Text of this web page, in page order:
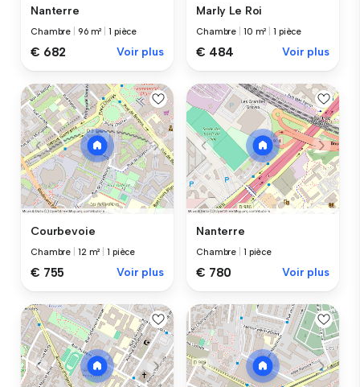
Nanterre
Chambre 96 m² |1 pièce
€ 682 Voir plus
Marly Le Roi
Chambre 10 m² |1 pièce
€ 484 Voir plus
Courbevoie
Chambre 12 m² |1 pièce
€ 755 Voir plus
Nanterre
Chambre 1 pièce
€ 780 Voir plus